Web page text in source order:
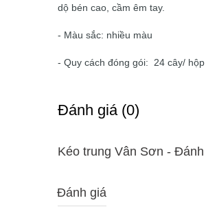
dộ bén cao, cầm êm tay.
- Màu sắc: nhiều màu
- Quy cách đóng gói: 24 cây/ hộp
Ðánh giá (0)
Kéo trung Vân Sơn - Ðánh
Đánh giá